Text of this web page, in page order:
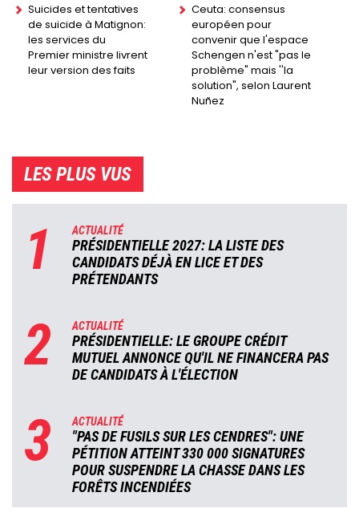
Suicides et tentatives
de suicide à Matignon:
les services du
Premier ministre livrent
leur version des faits
Ceuta: consensus
européen pour
convenir que l'espace
Schengen n'est "pas le
problème" mais ''la
solution", selon Laurent
Nuñez
LES PLUS VUS
1 ACTUALITÉ
PRÉSIDENTIELLE 2027: LA LISTE DES
CANDIDATS DÉJÀ EN LICE ET DES
PRÉTENDANTS
2 ACTUALITÉ
PRÉSIDENTIELLE: LE GROUPE CRÉDIT
MUTUEL ANNONCE QU'IL NE FINANCERA PAS
DE CANDIDATS À L'ÉLECTION
3 ACTUALITÉ
"PAS DE FUSILS SUR LES CENDRES": UNE
PÉTITION ATTEINT 330 000 SIGNATURES
POUR SUSPENDRE LA CHASSE DANS LES
FORÊTS INCENDIÉES